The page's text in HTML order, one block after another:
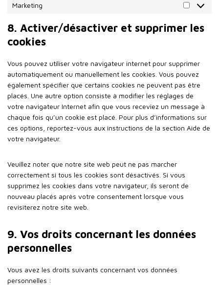
Marketing
8. Activer/désactiver et supprimer les
cookies
Vous pouvez utiliser votre navigateur internet pour supprimer
automatiquement ou manuellement les cookies. Vous pouvez
également spécifier que certains cookies ne peuvent pas être
placés. Une autre option consiste à modifier les réglages de
votre navigateur Internet afin que vous receviez un message à
chaque fois qu’un cookie est placé. Pour plus d’informations sur
ces options, reportez-vous aux instructions de la section Aide de
votre navigateur.
Veuillez noter que notre site web peut ne pas marcher
correctement si tous les cookies sont désactivés. Si vous
supprimez les cookies dans votre navigateur, ils seront de
nouveau placés après votre consentement lorsque vous
revisiterez notre site web.
9. Vos droits concernant les données
personnelles
Vous avez les droits suivants concernant vos données
personnelles :